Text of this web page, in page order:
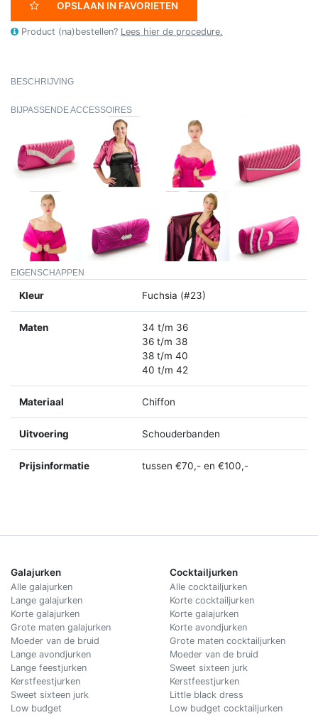
OPSLAAN IN FAVORIETEN
Product (na)bestellen? Lees hier de procedure.
BESCHRIJVING
BIJPASSENDE ACCESSOIRES
EIGENSCHAPPEN
Kleur Fuchsia (#23)
Maten
34 t/m 36
36 t/m 38
38 t/m 40
40 t/m 42
Materiaal Chiffon
Uitvoering Schouderbanden
Prijsinformatie tussen €70,- en €100,-
Galajurken
Alle galajurken
Lange galajurken
Korte galajurken
Grote maten galajurken
Moeder van de bruid
Lange avondjurken
Lange feestjurken
Kerstfeestjurken
Sweet sixteen jurk
Low budget
Cocktailjurken
Alle cocktailjurken
Korte cocktailjurken
Korte galajurken
Korte avondjurken
Grote maten cocktailjurken
Moeder van de bruid
Sweet sixteen jurk
Kerstfeestjurken
Little black dress
Low budget cocktailjurken